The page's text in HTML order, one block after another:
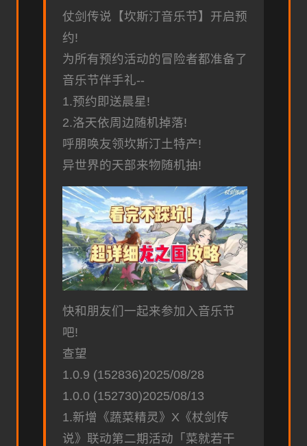
仗剑传说【坎斯汀音乐节】开启预
约!
为所有预约活动的冒险者都准备了
音乐节伴手礼--
1.预约即送晨星!
2.洛天依周边随机掉落!
呼朋唤友领坎斯汀土特产!
异世界的天部来物随机抽!
快和朋友们一起来参加入音乐节
吧!
查望
1.0.9 (152836)2025/08/28
1.0.0 (152730)2025/08/13
1.新增《蔬菜精灵》X《杖剑传
说》联动第二期活动「菜就若干